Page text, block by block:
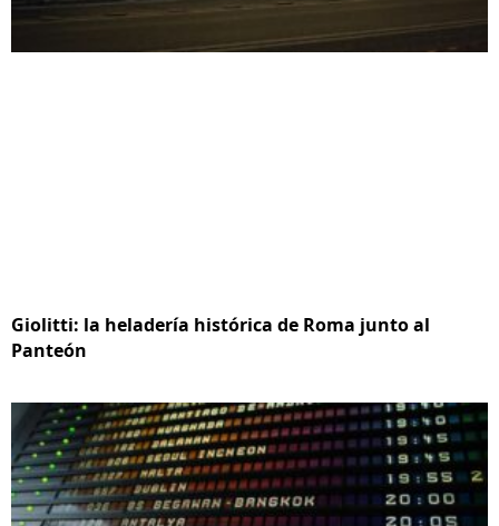
Giolitti: la heladería histórica de Roma junto al
Panteón